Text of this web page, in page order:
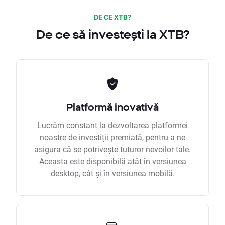
DE CE XTB?
De ce să investești la XTB?
Platformă inovativă
Lucrăm constant la dezvoltarea platformei
noastre de investiții premiată, pentru a ne
asigura că se potrivește tuturor nevoilor tale.
Aceasta este disponibilă atât în versiunea
desktop, cât și în versiunea mobilă.